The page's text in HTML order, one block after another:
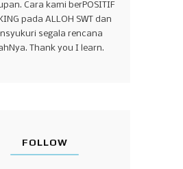
Cara kami berPOSITIF
pada ALLOH SWT dan
segala rencana
Thank you I learn.
FOLLOW